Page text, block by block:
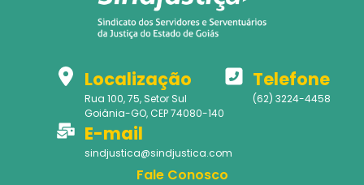
Localização
Rua 100, 75, Setor Sul
Goiânia-GO, CEP 74080-140
Telefone
(62) 3224-4458
E-mail
sindjustica@sindjustica.com
Fale Conosco